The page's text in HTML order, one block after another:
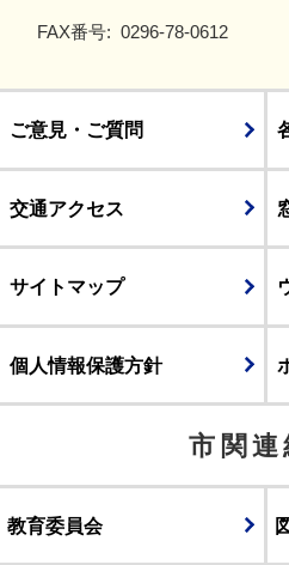
FAX番号: 0296-78-0612
ご意見・ご質問
交通アクセス
サイトマップ
個人情報保護方針
市関連
教育委員会